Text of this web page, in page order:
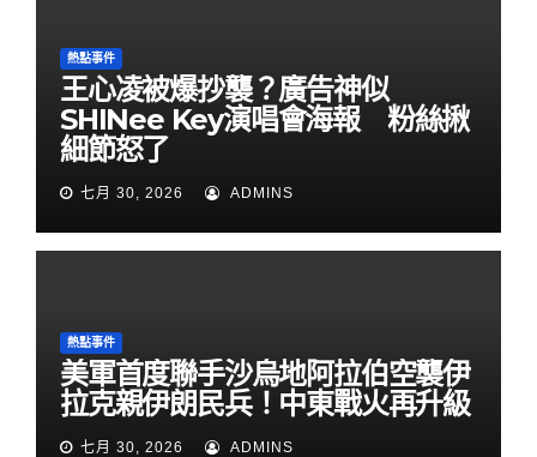
熱點事件
王心凌被爆抄襲？廣告神似
SHINee Key演唱會海報 粉絲揪
細節怒了
七月 30, 2026 ADMINS
熱點事件
美軍首度聯手沙烏地阿拉伯空襲伊
拉克親伊朗民兵！中東戰火再升級
七月 30, 2026 ADMINS